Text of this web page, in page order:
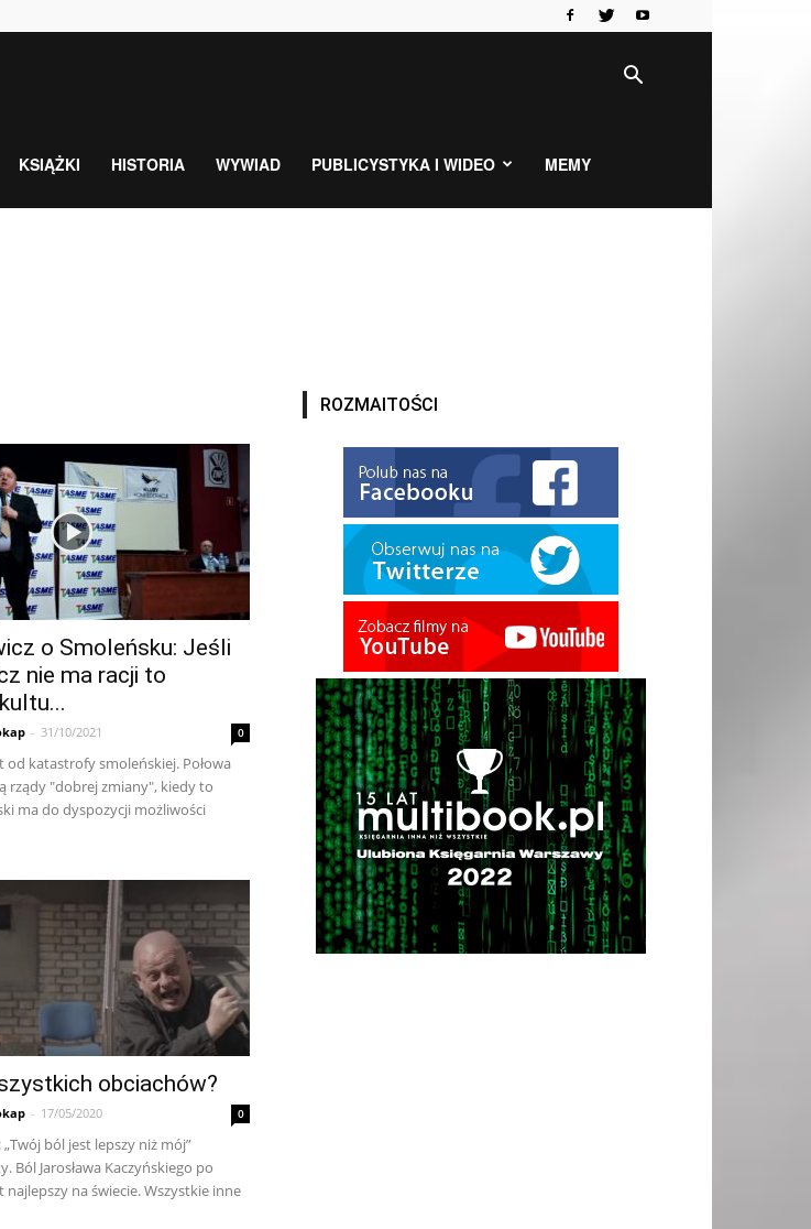
KSIĄŻKI HISTORIA WYWIAD PUBLICYSTYKA I WIDEO MEMY
o Smoleńsku: Jeśli
nie ma racji to
- 31/10/2021 0
od katastrofy smoleńskiej. Połowa
rządy "dobrej zmiany", kiedy to
ma do dyspozycji możliwości
obciachów?
- 17/05/2020 0
„Twój ból jest lepszy niż mój”
Ból Jarosława Kaczyńskiego po
najlepszy na świecie. Wszystkie inne
ROZMAITOŚCI